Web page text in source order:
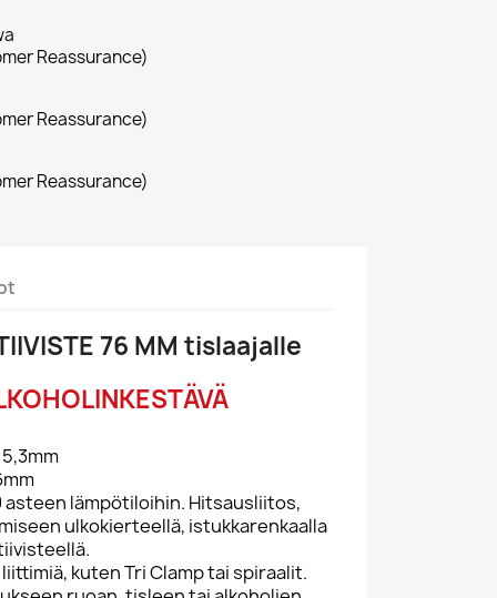
Reassurance)
Reassurance)
Reassurance)
76 MM tislaajalle
asteen lämpötiloihin. Hitsausliitos,
ulkokierteellä, istukkarenkaalla
kuten Tri Clamp tai spiraalit.